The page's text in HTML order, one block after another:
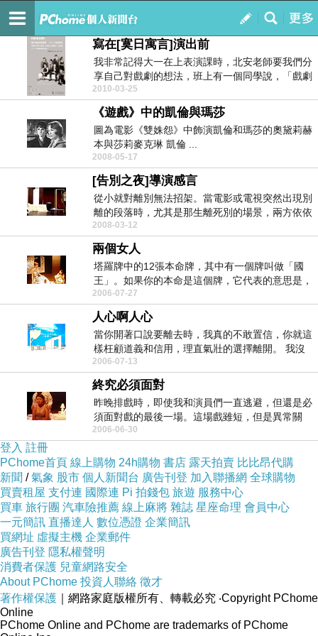
我的
訂閱
哈比人的半穴居
寫在[寞日寓言]演出前
我非常記得大一在上表演課時，北安老師要我們分
享自己對戲劇的想法，班上有一個同學說，「戲劇
是我的生命。...
2010-03-25
《遊戲》中的凱倫與瑪莎
圖為電影《雙姝怨》中飾演凱倫和瑪莎的奧黛莉赫
本與莎莉麥克琳 凱倫 ...
2008-05-17
[告別之夜]導演感言
從小就對離別無法招架。當電影或電視突然出現別
離的段落時，尤其是那生離死別的場景，兩方依依
不捨的面容，...
2008-03-12
兩個女人
塔羅牌中的12張本命牌，其中有一個牌叫做「國
王」。如果你的本命是這個牌，它代表的意思是，
你是你自己王...
2006-07-27
人心啊人心
當你開著口說要離去時，我真的不敢置信，你就這
樣枉顧道義和信用，理直氣壯的選擇離開。 我沒
有立場...
2006-07-13
終究必須面對
昨晚排戲時，即使我和演員們一直逃避，但還是必
須面對戲的最後一場。這場戲雖短，但是異常關
鍵，而且關乎這...
2006-06-30
登入 註冊
PChome首頁 線上購物 24h購物 書店 露天拍賣 比比昂代購
新聞 /氣象 股市 個人新聞台 廣告刊登 加入聯播網 全球購物
買賣租屋 支付連 國際連 Pi 拍錢包 旅遊 服務中心
買車 旅行團 汽車險推薦 線上麻將 雜誌 星座命理 會員中心
一元簡訊 直播達人 數位憑證 企業簡訊
買網址 虛擬主機 企業郵件
廣告刊登 隱私權聲明
消費者保護 兒童網路安全
About PChome 投資人聯絡 徵才
著作權保護 ｜網路家庭版權所有、轉載必究 ‧Copyright PChome
Online
PChome Online and PChome are trademarks of PChome